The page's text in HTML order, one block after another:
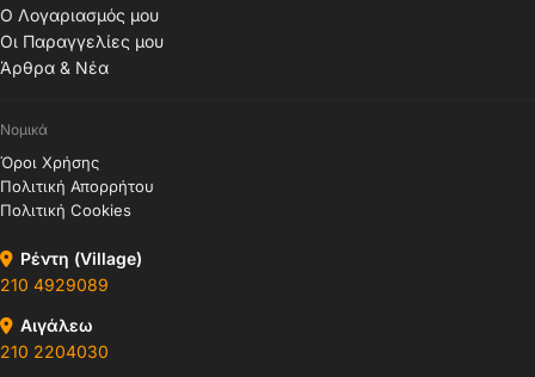
Ο Λογαριασμός μου
Οι Παραγγελίες μου
Άρθρα & Νέα
Νομικά
Όροι Χρήσης
Πολιτική Απορρήτου
Πολιτική Cookies
Ρέντη (Village)
210 4929089
Αιγάλεω
210 2204030